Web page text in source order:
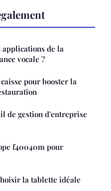
applications de la
vocale ?
pour booster la
de gestion d'entreprise
f40040m pour
la tablette idéale